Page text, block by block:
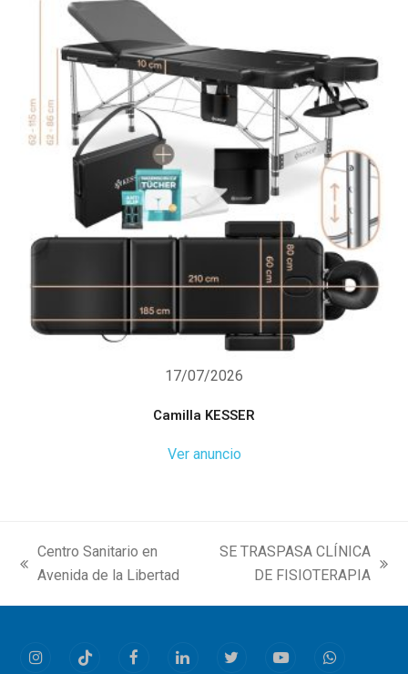
17/07/2026
Camilla KESSER
Ver anuncio
previous
Centro Sanitario en
Avenida de la Libertad
SE TRASPASA CLÍNICA
DE FISIOTERAPIA
InstagramTiktok FacebookLinkedInTwitterYoutubeWhatsapp